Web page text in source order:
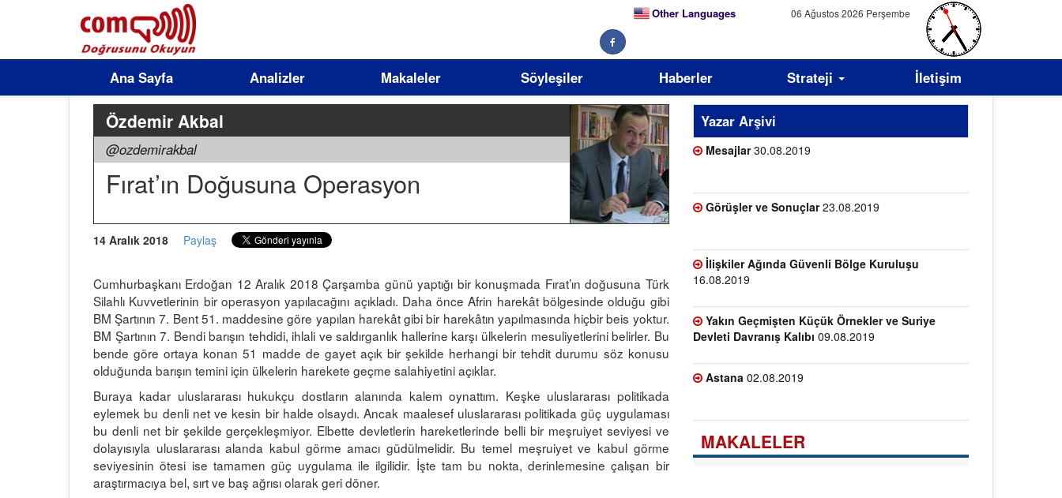
06 Ağustos 2026 Perşembe
Other Languages
Ana Sayfa Analizler Makaleler Söyleşiler Haberler Strateji İletişim
Özdemir Akbal
@ozdemirakbal
Fırat’ın Doğusuna Operasyon
14 Aralık 2018 Paylaş
Cumhurbaşkanı Erdoğan 12 Aralık 2018 Çarşamba günü yaptığı bir konuşmada Fırat’ın doğusuna Türk
Silahlı Kuvvetlerinin bir operasyon yapılacağını açıkladı. Daha önce Afrin harekât bölgesinde olduğu gibi
BM Şartının 7. Bent 51. maddesine göre yapılan harekât gibi bir harekâtın yapılmasında hiçbir beis yoktur.
BM Şartının 7. Bendi barışın tehdidi, ihlali ve saldırganlık hallerine karşı ülkelerin mesuliyetlerini belirler. Bu
bende göre ortaya konan 51 madde de gayet açık bir şekilde herhangi bir tehdit durumu söz konusu
olduğunda barışın temini için ülkelerin harekete geçme salahiyetini açıklar.
Buraya kadar uluslararası hukukçu dostların alanında kalem oynattım. Keşke uluslararası politikada
eylemek bu denli net ve kesin bir halde olsaydı. Ancak maalesef uluslararası politikada güç uygulaması
bu denli net bir şekilde gerçekleşmiyor. Elbette devletlerin hareketlerinde belli bir meşruiyet seviyesi ve
dolayısıyla uluslararası alanda kabul görme amacı güdülmelidir. Bu temel meşruiyet ve kabul görme
seviyesinin ötesi ise tamamen güç uygulama ile ilgilidir. İşte tam bu nokta, derinlemesine çalışan bir
araştırmacıya bel, sırt ve baş ağrısı olarak geri döner.
Yazar Arşivi
Mesajlar30.08.2019
Görüşler ve Sonuçlar23.08.2019
İlişkiler Ağında Güvenli Bölge Kuruluşu
16.08.2019
Yakın Geçmişten Küçük Örnekler ve Suriye
Devleti Davranış Kalıbı 09.08.2019
Astana02.08.2019
MAKALELER